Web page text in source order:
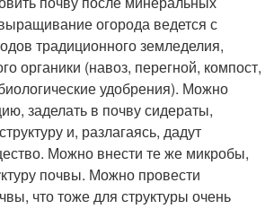
огорода ведется с
традиционного земледелия,
органики (навоз, перегной, компост,
удобрения). Можно
заделать в почву сидераты,
и, разлагаясь, дадут
Можно внести те же микробы,
почвы. Можно провести
что тоже для структуры очень